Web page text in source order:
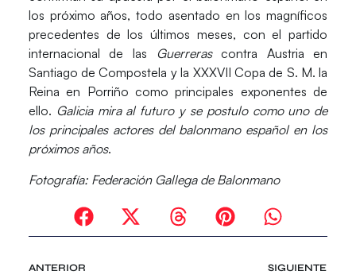
los próximo años, todo asentado en los magníficos
precedentes de los últimos meses, con el partido
internacional de las
Guerrerascontra Austria en
Santiago de Compostela y la XXXVII Copa de S. M. la
Reina en Porriño como principales exponentes de
ello. Galicia mira al futuro y se postulo como uno de
los principales actores del balonmano español en los
próximos años.
Fotografía: Federación Gallega de Balonmano
ANTERIOR SIGUIENTE